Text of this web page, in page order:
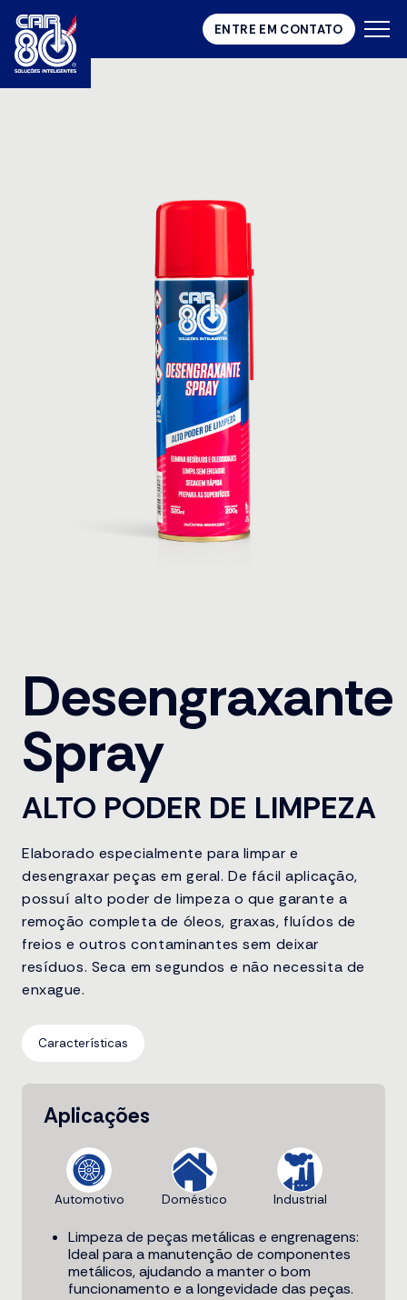
ENTRE EM CONTATO
Desengraxante
Spray
ALTO PODER DE LIMPEZA
Elaborado especialmente para limpar e
desengraxar peças em geral. De fácil aplicação,
possuí alto poder de limpeza o que garante a
remoção completa de óleos, graxas, fluídos de
freios e outros contaminantes sem deixar
resíduos. Seca em segundos e não necessita de
enxague.
Características
Aplicações
Automotivo Doméstico Industrial
Limpeza de peças metálicas e engrenagens:
Ideal para a manutenção de componentes
metálicos, ajudando a manter o bom
funcionamento e a longevidade das peças.